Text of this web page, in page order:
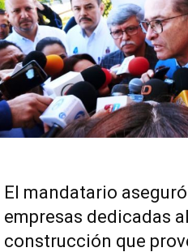
El mandatario
empresas dedicadas
construcción que